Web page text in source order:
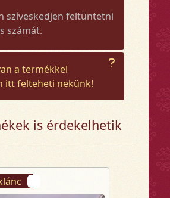
szíveskedjen feltüntetni
számát.
a termékkel
itt felteheti nekünk!
is érdekelhetik